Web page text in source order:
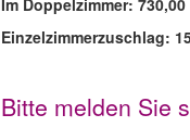
Einzelzimmerzuschlag:
Bitte melden Sie